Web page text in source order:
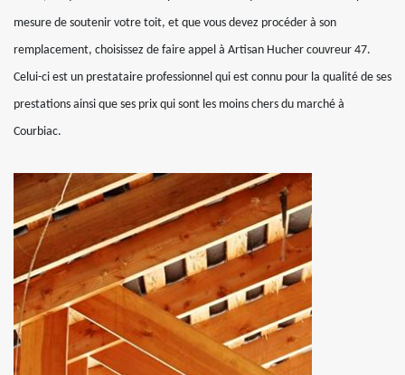
mesure de soutenir votre toit, et que vous devez procéder à son
remplacement, choisissez de faire appel à Artisan Hucher couvreur 47.
Celui-ci est un prestataire professionnel qui est connu pour la qualité de ses
prestations ainsi que ses prix qui sont les moins chers du marché à
Courbiac.